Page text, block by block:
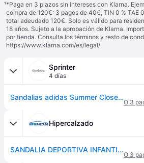
¹*Paga en 3 plazos sin intereses con Klarna.
compra de 120€: 3 pagos de 40€, TIN 0 % TAE
total adeudado 120€. Solo es válido para
18 años. Sujeto a la aprobación de Klarna.
por tienda. Consulta los términos y resto de
https://www.klarna.com/es/legal/.
Sprinter
4 días
Sandalias adidas Summer Closed Toe Water MKP
O 3
Hipercalzado
SANDALIA DEPORTIVA INFANTIL ADIDAS WATER SANDAL C NEGRA ADGW0384 NEGRO
O 3